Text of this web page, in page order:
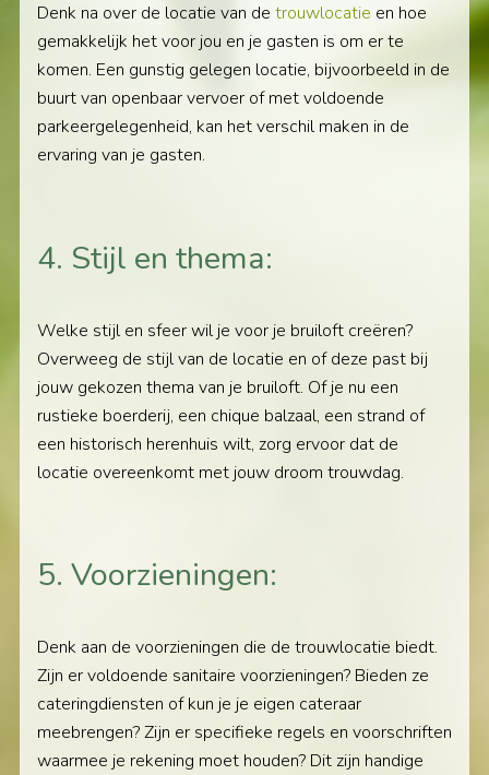
Denk na over de locatie van de trouwlocatie en hoe
gemakkelijk het voor jou en je gasten is om er te
komen. Een gunstig gelegen locatie, bijvoorbeeld in de
buurt van openbaar vervoer of met voldoende
parkeergelegenheid, kan het verschil maken in de
ervaring van je gasten.
4. Stijl en thema:
Welke stijl en sfeer wil je voor je bruiloft creëren?
Overweeg de stijl van de locatie en of deze past bij
jouw gekozen thema van je bruiloft. Of je nu een
rustieke boerderij, een chique balzaal, een strand of
een historisch herenhuis wilt, zorg ervoor dat de
locatie overeenkomt met jouw droom trouwdag.
5. Voorzieningen:
Denk aan de voorzieningen die de trouwlocatie biedt.
Zijn er voldoende sanitaire voorzieningen? Bieden ze
cateringdiensten of kun je je eigen cateraar
meebrengen? Zijn er specifieke regels en voorschriften
waarmee je rekening moet houden? Dit zijn handige